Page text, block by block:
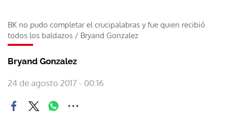
BK no pudo completar el crucipalabras y fue quien recibió
todos los baldazos / Bryand Gonzalez
Bryand Gonzalez
24 de agosto 2017 - 00:16